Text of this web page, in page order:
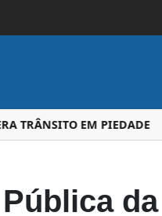
EM PIEDADE